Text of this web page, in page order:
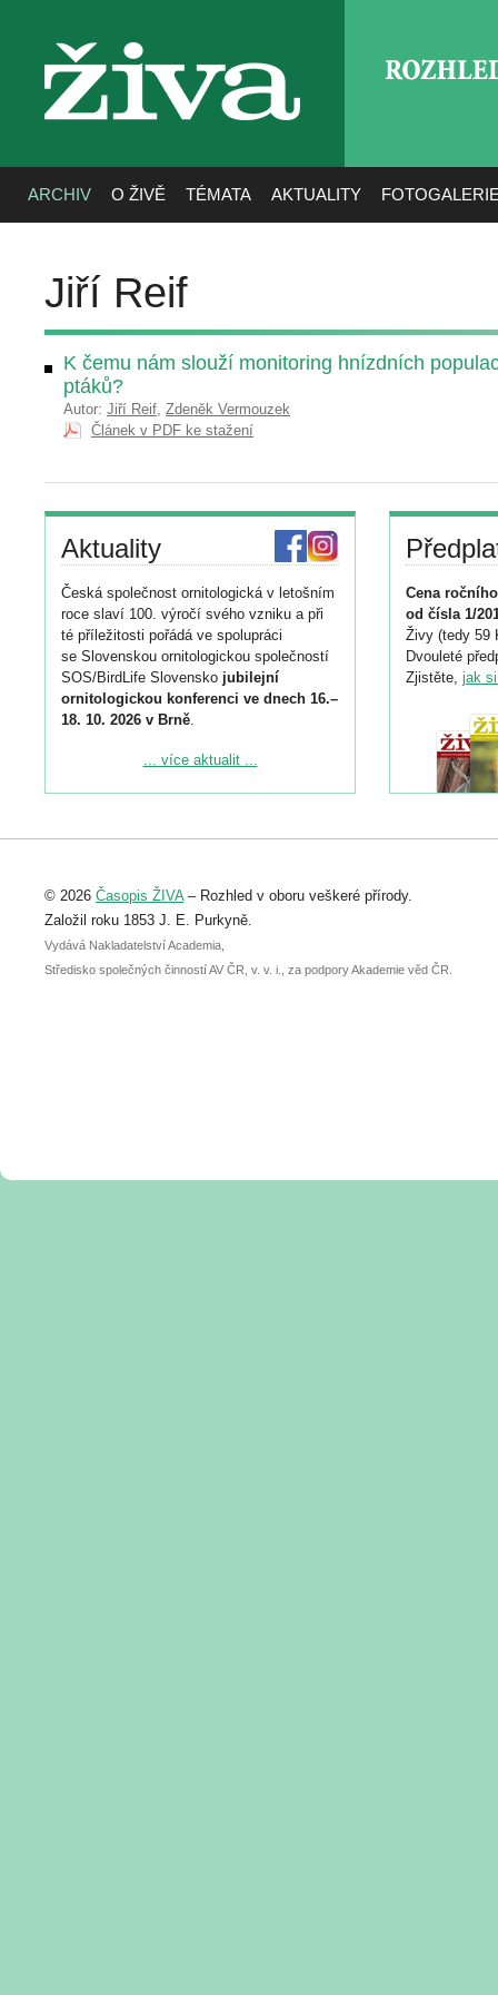
živa
ARCHIV O ŽIVĚ TÉMATA AKTUALITY
Jiří Reif
K čemu nám slouží monitoring hnízdních
ptáků?
Autor: Jiří Reif, Zdeněk Vermouzek
Článek v PDF ke stažení
Aktuality
Česká společnost ornitologická v letošním
roce slaví 100. výročí svého vzniku a při
té příležitosti pořádá ve spolupráci
se Slovenskou ornitologickou společností
SOS/BirdLife Slovensko jubilejní
ornitologickou konferenci ve dnech 16.–
18. 10. 2026 v Brně.
Podrobnější informace ke konferenci
Registrovat se můžete do 6. září.
abstraktu přihlášené přednášky nebo
posteru je už 30. června.
... více aktualit ...
Cena
od čísla 1/
Živy (tedy 59
Dvouleté
Zjistěte, jak
© 2026 Časopis ŽIVA– Rozhled v oboru veškeré přírody.
Založil roku 1853 J. E. Purkyně.
Vydává Nakladatelství Academia,
Středisko společných činností AV ČR, v. v. i., za podpory Akademie věd ČR.